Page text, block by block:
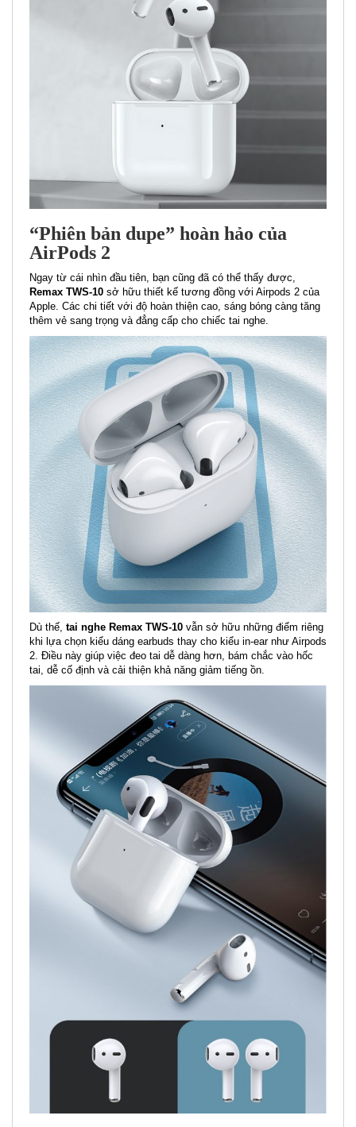
“Phiên bản dupe” hoàn hảo của
AirPods 2
Ngay từ cái nhìn đầu tiên, bạn cũng đã có thể thấy được,
Remax TWS-10 sở hữu thiết kế tương đồng với Airpods 2 của
Apple. Các chi tiết với độ hoàn thiện cao, sáng bóng càng tăng
thêm vẻ sang trọng và đẳng cấp cho chiếc tai nghe.
Dù thế, tai nghe Remax TWS-10 vẫn sở hữu những điểm riêng
khi lựa chọn kiểu dáng earbuds thay cho kiểu in-ear như Airpods
2. Điều này giúp việc đeo tai dễ dàng hơn, bám chắc vào hốc
tai, dễ cố định và cải thiện khả năng giảm tiếng ồn.